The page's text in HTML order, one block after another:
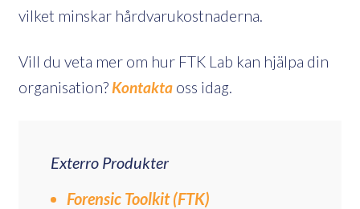
vilket minskar hårdvarukostnaderna.
Vill du veta mer om hur FTK Lab kan hjälpa din
organisation? Kontakta oss idag.
Exterro Produkter
Forensic Toolkit (FTK)